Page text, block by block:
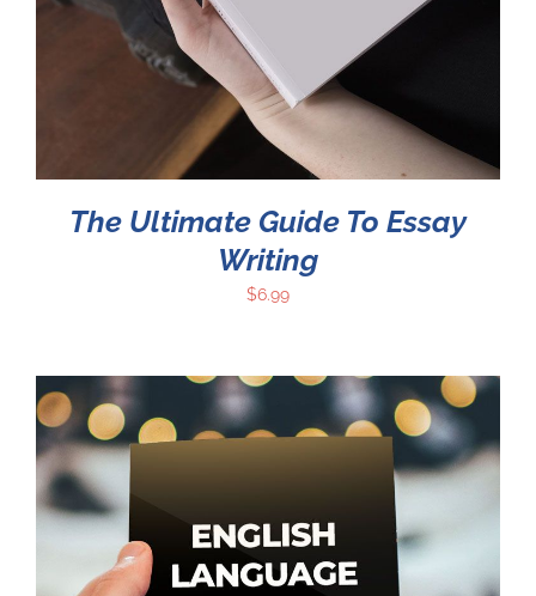
The Ultimate Guide To Essay
Writing
$6.99